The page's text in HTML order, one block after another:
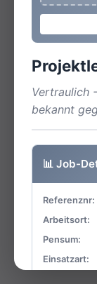
Vertraulich
bekannt
📊 Job-
Referenznr:
Arbeitsort:
Pensum:
Einsatzart: